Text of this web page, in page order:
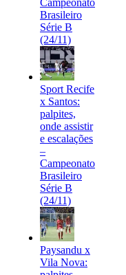
Brasileiro
Série B
(24/11)
Sport Recife
x Santos:
palpites,
onde assistir
e escalações
–
Campeonato
Brasileiro
Série B
(24/11)
Paysandu x
Vila Nova: